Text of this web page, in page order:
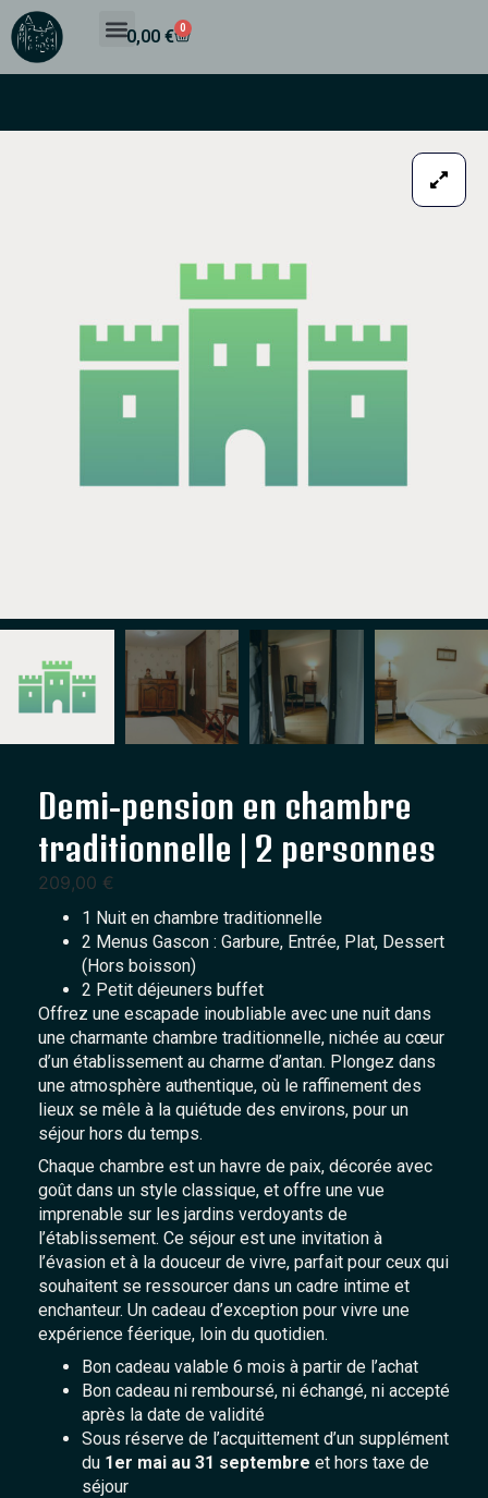
0,00 € 0
Demi-pension en chambre
traditionnelle | 2 personnes
209,00 €
1 Nuit en chambre traditionnelle
2 Menus Gascon : Garbure, Entrée, Plat, Dessert
(Hors boisson)
2 Petit déjeuners buffet
Offrez une escapade inoubliable avec une nuit dans
une charmante chambre traditionnelle, nichée au cœur
d’un établissement au charme d’antan. Plongez dans
une atmosphère authentique, où le raffinement des
lieux se mêle à la quiétude des environs, pour un
séjour hors du temps.
Chaque chambre est un havre de paix, décorée avec
goût dans un style classique, et offre une vue
imprenable sur les jardins verdoyants de
l’établissement. Ce séjour est une invitation à
l’évasion et à la douceur de vivre, parfait pour ceux qui
souhaitent se ressourcer dans un cadre intime et
enchanteur. Un cadeau d’exception pour vivre une
expérience féerique, loin du quotidien.
Bon cadeau valable 6 mois à partir de l’achat
Bon cadeau ni remboursé, ni échangé, ni accepté
après la date de validité
Sous réserve de l’acquittement d’un supplément
du 1er mai au 31 septembre et hors taxe de
séjour